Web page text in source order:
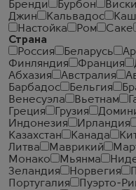
Бренди
Бурбон Виски
Джин
Кальвадос
Настойка
Ром Саке
Страна
Россия
Беларусь
Финляндия
Франция
Абхазия
Австралия
Барбадос
Бельгия
Венесуэла
Вьетнам
Греция
Грузия
Индонезия
Ирландия
Казахстан
Канада
Литва
Маврикий
Монако
Мьянма
Зеландия
Норвегия
Португалия
Пуэрто-